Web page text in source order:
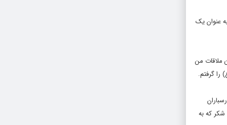
عنوان یک
ملاقات من
را گرفتم.
ارسباران
شکر که به